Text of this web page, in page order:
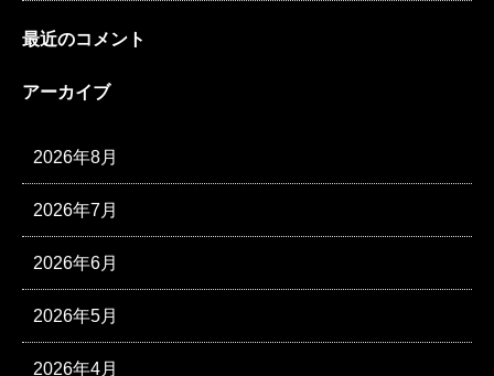
最近のコメント
アーカイブ
2026年8月
2026年7月
2026年6月
2026年5月
2026年4月